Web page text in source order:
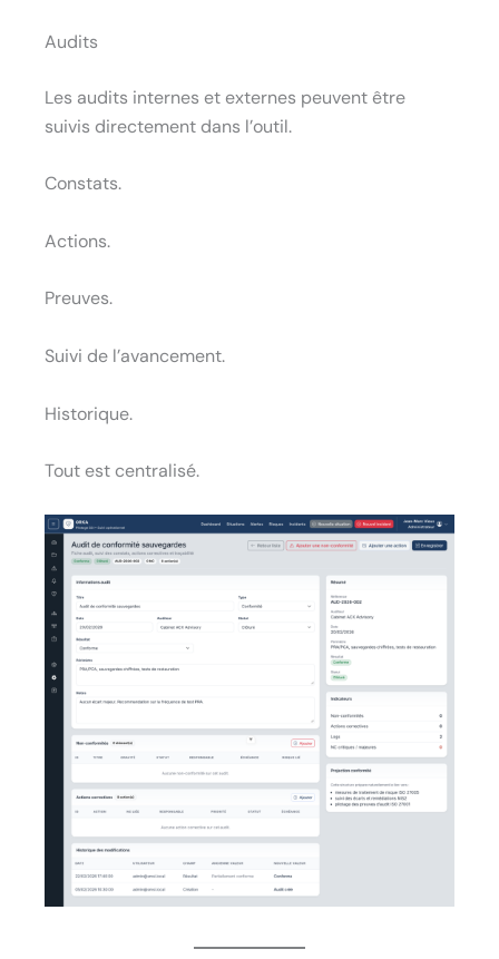
Audits
Les audits internes et externes peuvent être
suivis directement dans l’outil.
Constats.
Actions.
Preuves.
Suivi de l’avancement.
Historique.
Tout est centralisé.